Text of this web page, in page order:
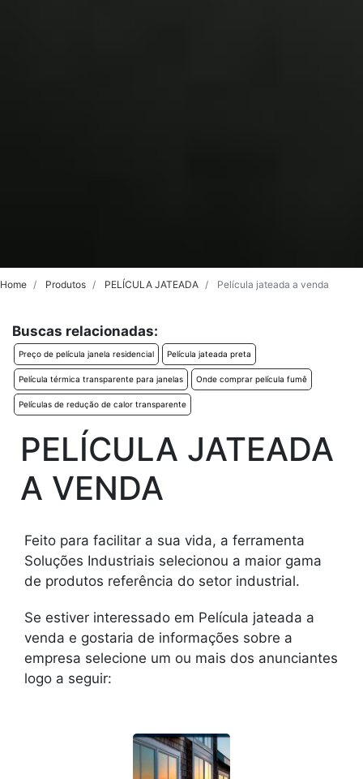
Home Produtos PELÍCULA JATEADA Película jateada a venda
Buscas relacionadas:
Preço de película janela residencial Película jateada preta
Película térmica transparente para janelas Onde comprar película fumê
Películas de redução de calor transparente
PELÍCULA JATEADA
A VENDA
Feito para facilitar a sua vida, a ferramenta
Soluções Industriais selecionou a maior gama
de produtos referência do setor industrial.
Se estiver interessado em Película jateada a
venda e gostaria de informações sobre a
empresa selecione um ou mais dos anunciantes
logo a seguir: